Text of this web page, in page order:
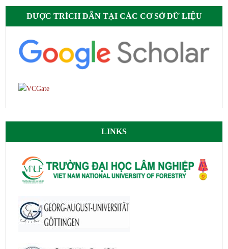
ĐƯỢC TRÍCH DẪN TẠI CÁC CƠ SỞ DỮ LIỆU
LINKS